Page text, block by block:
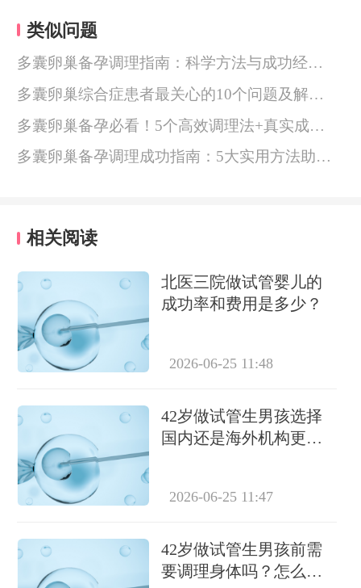
类似问题
多囊卵巢备孕调理指南：科学方法与成功经验分享
多囊卵巢综合症患者最关心的10个问题及解决方案
多囊卵巢备孕必看！5个高效调理法+真实成功经验分享
多囊卵巢备孕调理成功指南：5大实用方法助你好孕
相关阅读
北医三院做试管婴儿的
成功率和费用是多少？
2026-06-25 11:48
42岁做试管生男孩选择
国内还是海外机构更合
2026-06-25 11:47
42岁做试管生男孩前需
要调理身体吗？怎么调